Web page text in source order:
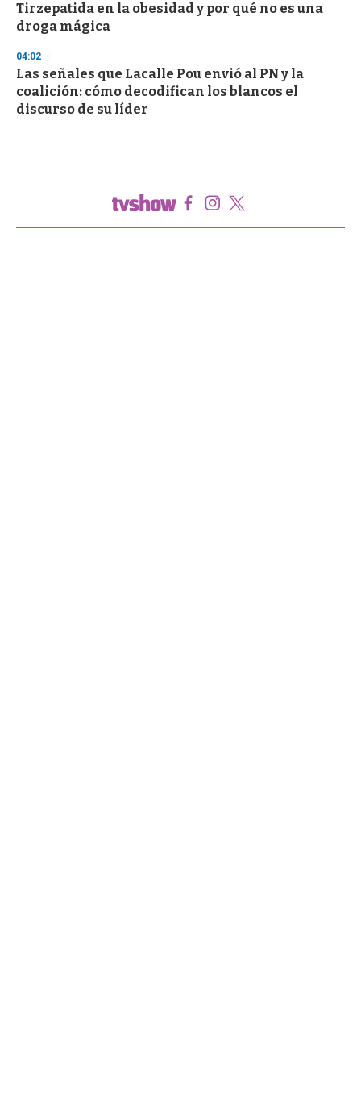
Tirzepatida en la obesidad y por qué no es una
droga mágica
04:02
Las señales que Lacalle Pou envió al PN y la
coalición: cómo decodifican los blancos el
discurso de su líder